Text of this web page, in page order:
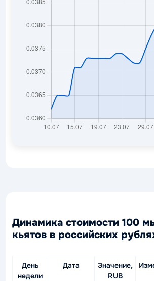
Динамика стоимости 100
кьятов в российских
День
недели
Дата
Значение,
RUB